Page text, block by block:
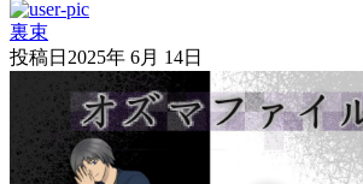
裏束
投稿日 2025年 6月 14日